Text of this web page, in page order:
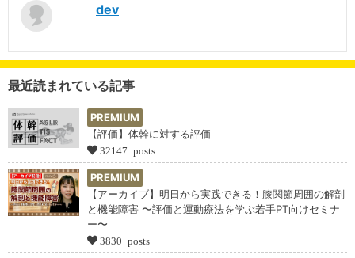
dev
最近読まれている記事
PREMIUM
【評価】体幹に対する評価
32147 posts
PREMIUM
【アーカイブ】明日から実践できる！膝関節周囲の解剖
と機能障害 〜評価と運動療法を学ぶ若手PT向けセミナ
ー〜
3830 posts